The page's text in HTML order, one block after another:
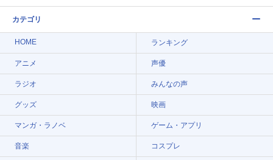
カテゴリ
HOME ランキング
アニメ 声優
ラジオ みんなの声
グッズ 映画
マンガ・ラノベ ゲーム・アプリ
音楽 コスプレ